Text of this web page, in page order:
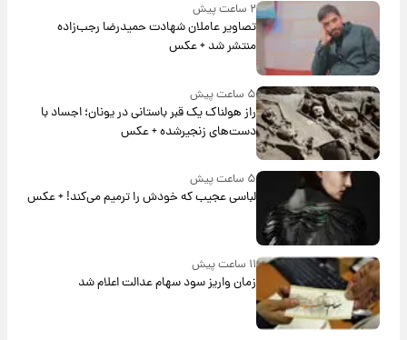
۲ ساعت پیش
تصاویر عاملان شهادت حمیدرضا رجب‌زاده
منتشر شد + عکس
۵ ساعت پیش
راز هولناک یک قبر باستانی در یونان؛ اجساد با
دست‌های زنجیرشده + عکس
لباسی عجیب که خودش را ترمیم می‌کند! + عکس
۱۱ ساعت پیش
زمان واریز سود سهام عدالت اعلام شد